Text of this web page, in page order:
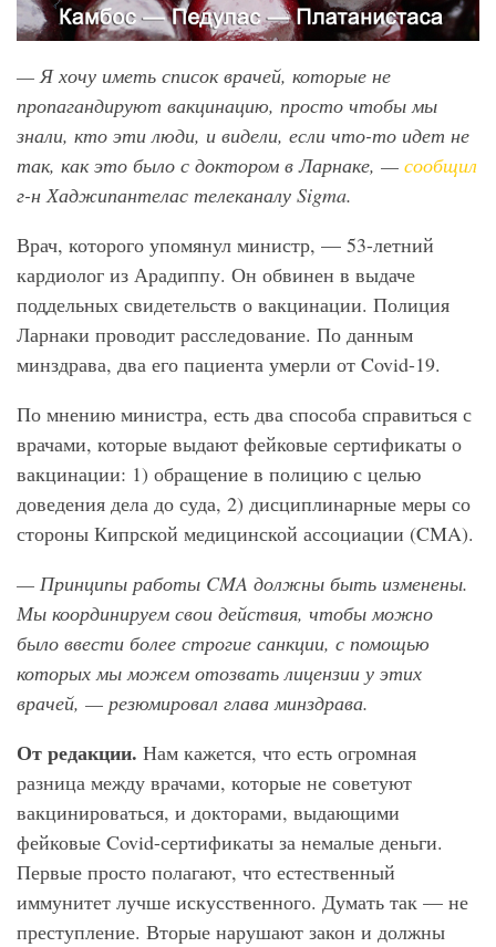
— Я хочу иметь список врачей, которые не
пропагандируют вакцинацию, просто чтобы мы
знали, кто эти люди, и видели, если что-то идет не
так, как это было с доктором в Ларнаке, — сообщил
г-н Хаджипантелас телеканалу Sigma.
Врач, которого упомянул министр, — 53-летний
кардиолог из Арадиппу. Он обвинен в выдаче
поддельных свидетельств о вакцинации. Полиция
Ларнаки проводит расследование. По данным
минздрава, два его пациента умерли от Covid-19.
По мнению министра, есть два способа справиться с
врачами, которые выдают фейковые сертификаты о
вакцинации: 1) обращение в полицию с целью
доведения дела до суда, 2) дисциплинарные меры со
стороны Кипрской медицинской ассоциации (CMA).
— Принципы работы CMA должны быть изменены.
Мы координируем свои действия, чтобы можно
было ввести более строгие санкции, с помощью
которых мы можем отозвать лицензии у этих
врачей, — резюмировал глава минздрава.
От редакции. Нам кажется, что есть огромная
разница между врачами, которые не советуют
вакцинироваться, и докторами, выдающими
фейковые Covid-сертификаты за немалые деньги.
Первые просто полагают, что естественный
иммунитет лучше искусственного. Думать так — не
преступление. Вторые нарушают закон и должны